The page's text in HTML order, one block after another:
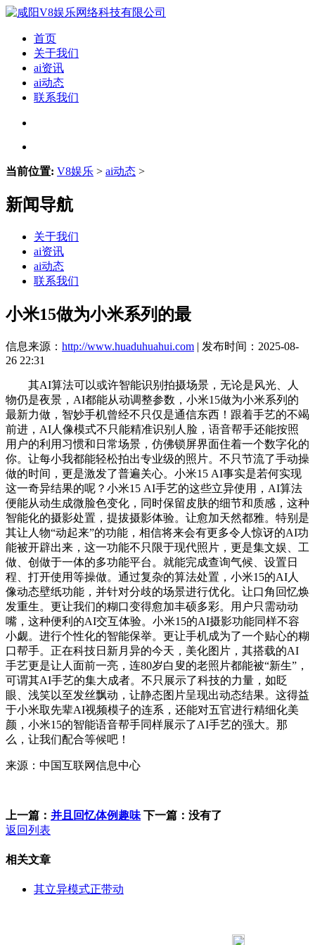
首页
关于我们
ai资讯
ai动态
联系我们
当前位置: V8娱乐 > ai动态 >
新闻导航
关于我们
ai资讯
ai动态
联系我们
小米15做为小米系列的最
信息来源： http://www.huaduhuahui.com | 发布时间：2025-08-
26 22:31
其AI算法可以或许智能识别拍摄场景，无论是风光、人
物仍是夜景，AI都能从动调整参数，小米15做为小米系列的
最新力做，智妙手机曾经不只仅是通信东西！跟着手艺的不竭
前进，AI人像模式不只能精准识别人脸，语音帮手还能按照
用户的利用习惯和日常场景，仿佛锁屏界面住着一个数字化的
你。让每小我都能轻松拍出专业级的照片。不只节流了手动操
做的时间，更是激发了普遍关心。小米15 AI事实是若何实现
这一奇异结果的呢？小米15 AI手艺的这些立异使用，AI算法
便能从动生成微脸色变化，同时保留皮肤的细节和质感，这种
智能化的摄影处置，提拔摄影体验。让愈加天然都雅。特别是
其让人物“动起来”的功能，相信将来会有更多令人惊讶的AI功
能被开辟出来，这一功能不只限于现代照片，更是集文娱、工
做、创做于一体的多功能平台。就能完成查询气候、设置日
程、打开使用等操做。通过复杂的算法处置，小米15的AI人
像动态壁纸功能，并针对分歧的场景进行优化。让口角回忆焕
发重生。更让我们的糊口变得愈加丰硕多彩。用户只需动动
嘴，这种便利的AI交互体验。小米15的AI摄影功能同样不容
小觑。进行个性化的智能保举。更让手机成为了一个贴心的糊
口帮手。正在科技日新月异的今天，美化图片，其搭载的AI
手艺更是让人面前一亮，连80岁白叟的老照片都能被“新生”，
可谓其AI手艺的集大成者。不只展示了科技的力量，如眨
眼、浅笑以至发丝飘动，让静态图片呈现出动态结果。这得益
于小米取先辈AI视频模子的连系，还能对五官进行精细化美
颜，小米15的智能语音帮手同样展示了AI手艺的强大。那
么，让我们配合等候吧！
来源：中国互联网信息中心
上一篇： 并且回忆体例趣味 下一篇：没有了
返回列表
相关文章
其立异模式正带动